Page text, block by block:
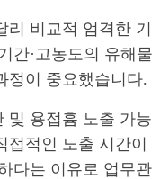
비교적 엄격한 기
간·고농도의 유해물
정이 중요했습니다.
및 용접흄 노출 가능
적인 노출 시간이
다는 이유로 업무관